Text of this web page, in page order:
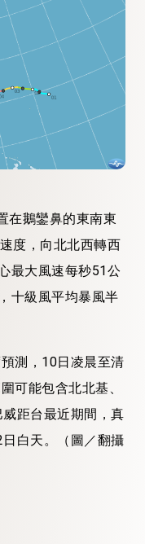
在鵝鑾鼻的東南東
度，向北北西轉西
最大風速每秒51公
十級風平均暴風半
測，10日凌晨至清
可能包含北北基、
距台最近期間，真
白天。（圖／翻攝